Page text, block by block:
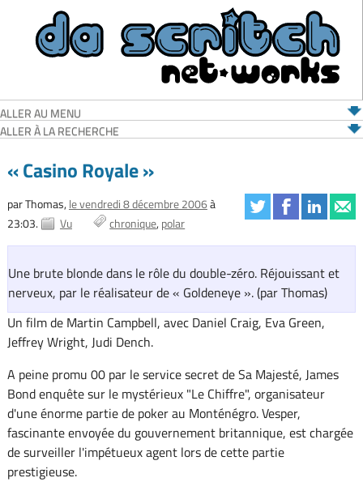
ALLER AU MENU
ALLER À LA RECHERCHE
« Casino Royale »
par Thomas, le vendredi 8 décembre 2006à
23:03.
Vu chronique polar
Une brute blonde dans le rôle du double-zéro. Réjouissant et
nerveux, par le réalisateur de « Goldeneye ». (par Thomas)
Un film de Martin Campbell, avec Daniel Craig, Eva Green,
Jeffrey Wright, Judi Dench.
A peine promu 00 par le service secret de Sa Majesté, James
Bond enquête sur le mystérieux "Le Chiffre", organisateur
d'une énorme partie de poker au Monténégro. Vesper,
fascinante envoyée du gouvernement britannique, est chargée
de surveiller l'impétueux agent lors de cette partie
prestigieuse.